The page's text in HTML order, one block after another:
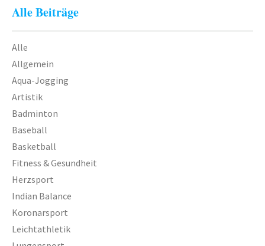
Turnen
TV 1872 Saarlouis e.V.
Vorstand
Turnrat
Kontakt
Datenschutzerklärung
Impressum
Impressum
Datenschutzerklärung
Alle Beiträge
Alle
Allgemein
Aqua-Jogging
Artistik
Badminton
Baseball
Basketball
Fitness & Gesundheit
Herzsport
Indian Balance
Koronarsport
Leichtathletik